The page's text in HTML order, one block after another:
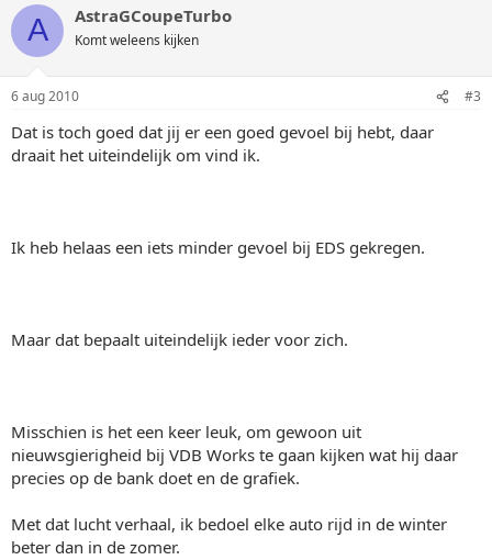
A AstraGCoupeTurbo
Komt weleens kijken
6 aug 2010 #3
Dat is toch goed dat jij er een goed gevoel bij hebt, daar
draait het uiteindelijk om vind ik.
Ik heb helaas een iets minder gevoel bij EDS gekregen.
Maar dat bepaalt uiteindelijk ieder voor zich.
Misschien is het een keer leuk, om gewoon uit
nieuwsgierigheid bij VDB Works te gaan kijken wat hij daar
precies op de bank doet en de grafiek.
Met dat lucht verhaal, ik bedoel elke auto rijd in de winter
beter dan in de zomer.